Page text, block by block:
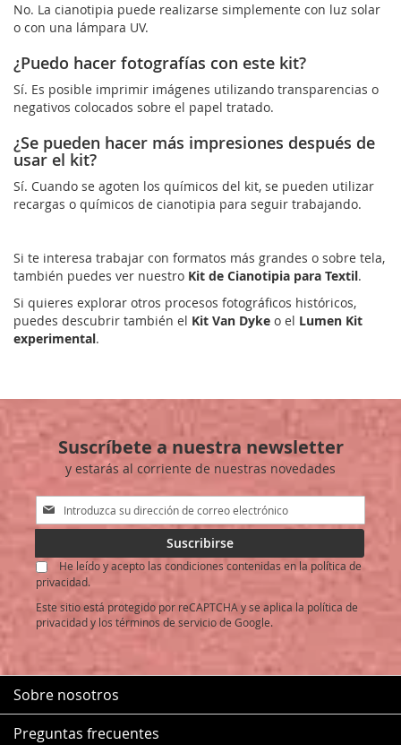
No. La cianotipia puede realizarse simplemente con luz solar
o con una lámpara UV.
¿Puedo hacer fotografías con este kit?
Sí. Es posible imprimir imágenes utilizando transparencias o
negativos colocados sobre el papel tratado.
¿Se pueden hacer más impresiones después de
usar el kit?
Sí. Cuando se agoten los químicos del kit, se pueden utilizar
recargas o químicos de cianotipia para seguir trabajando.
Si te interesa trabajar con formatos más grandes o sobre tela,
también puedes ver nuestro Kit de Cianotipia para Textil.
Si quieres explorar otros procesos fotográficos históricos,
puedes descubrir también el Kit Van Dyke o el Lumen Kit
experimental.
Suscríbete a nuestra newsletter
y estarás al corriente de nuestras novedades
Inscríbase
a
boletín
de
noticias:
Suscribirse
He leído y acepto las condiciones contenidas en la política de
privacidad.
Este sitio está protegido por reCAPTCHA y se aplica la política de
privacidady los términos de serviciode Google.
Sobre nosotros
Preguntas frecuentes